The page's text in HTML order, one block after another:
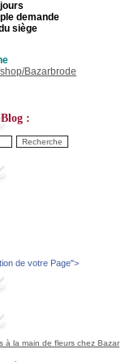
demande
siège
Bazarbrode
:
de votre Page">
à la main de fleurs chez Bazar